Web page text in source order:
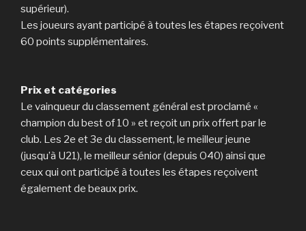
supérieur).
Les joueurs ayant participé à toutes les étapes reçoivent
60 points supplémentaires.
Prix et catégories
Le vainqueur du classement général est proclamé «
champion du best of 10 » et reçoit un prix offert par le
club. Les 2e et 3e du classement, le meilleur jeune
(jusqu’à U21), le meilleur sénior (depuis O40) ainsi que
ceux qui ont participé à toutes les étapes reçoivent
également de beaux prix.